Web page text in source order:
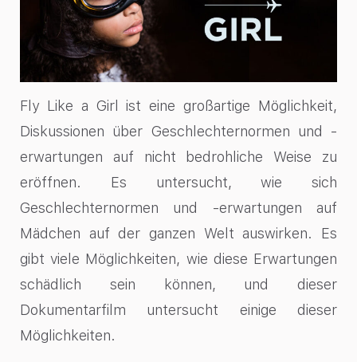
Fly Like a Girl ist eine großartige Möglichkeit,
Diskussionen über Geschlechternormen und -
erwartungen auf nicht bedrohliche Weise zu
eröffnen. Es untersucht, wie sich
Geschlechternormen und -erwartungen auf
Mädchen auf der ganzen Welt auswirken. Es
gibt viele Möglichkeiten, wie diese Erwartungen
schädlich sein können, und dieser
Dokumentarfilm untersucht einige dieser
Möglichkeiten.